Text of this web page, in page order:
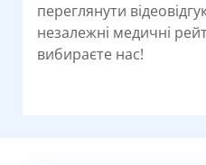
переглянути
незалежні медичні
вибираєте нас!